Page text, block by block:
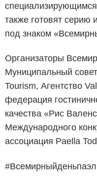
также готовят серию
под знаком
Организаторы
Муниципальный
Tourism, Агентство
федерация
качества «Рис
Международного
ассоциация Paella